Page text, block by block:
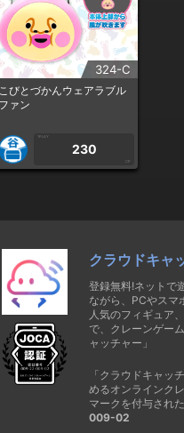
324-C
こびとづかんウェアラブル
ファン
1PLAY
230
CP
クラウドキャ
登録無料!ネットで
ながら、PCやスマ
人気のフィギュア
で、クレーンゲー
ャッチャー」
「クラウドキャッ
めるオンラインク
マークを付与され
009-02